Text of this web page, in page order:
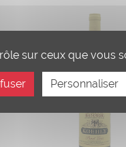
sur ceux que vous
Personnaliser